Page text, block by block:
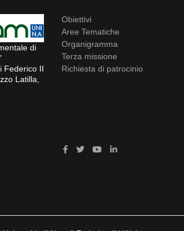
di
Federico II
Latilla,
Obiettivi
Aree Tematiche
Organigramma
Terza missione
Richiesta di patrocinio